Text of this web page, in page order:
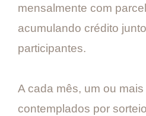
mensalmente com
acumulando crédito
participantes.
A cada mês, um ou
contemplados por